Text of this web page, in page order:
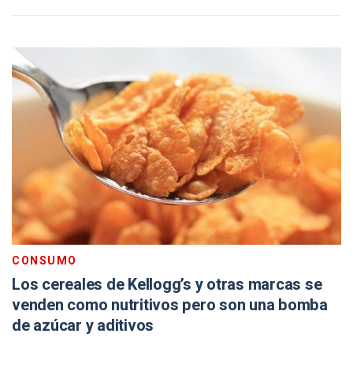
CONSUMO
Los cereales de Kellogg’s y otras marcas se
venden como nutritivos pero son una bomba
de azúcar y aditivos